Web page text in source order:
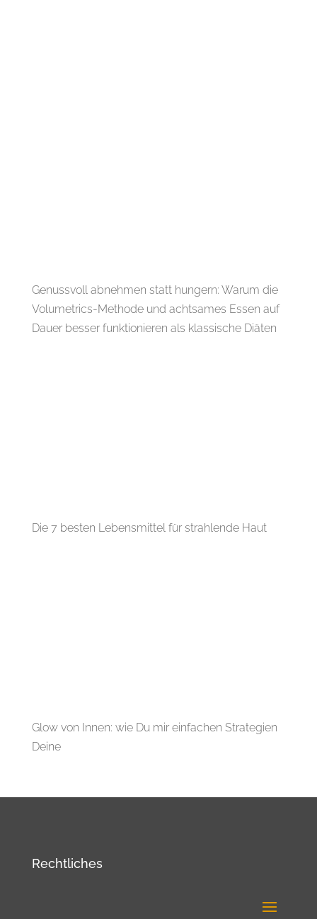
Genussvoll abnehmen statt hungern: Warum die
Volumetrics-Methode und achtsames Essen auf
Dauer besser funktionieren als klassische Diäten
Die 7 besten Lebensmittel für strahlende Haut
Glow von Innen: wie Du mir einfachen Strategien
Deine
Rechtliches